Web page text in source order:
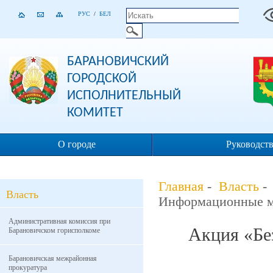
РУС / БЕЛ
БАРАНОВИЧСКИЙ
ГОРОДСКОЙ
ИСПОЛНИТЕЛЬНЫЙ
КОМИТЕТ
О городе
Власть
Административная комиссия при
Барановичском горисполкоме
Барановичская межрайонная
прокуратура
Главная - Власть
Информационные
Акция